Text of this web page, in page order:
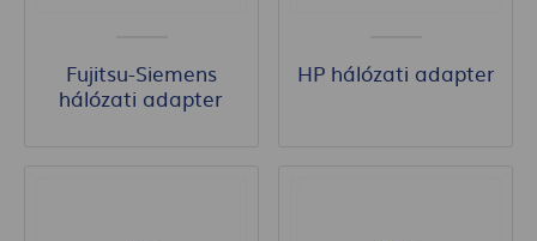
Fujitsu-Siemens
hálózati adapter
HP hálózati adapter